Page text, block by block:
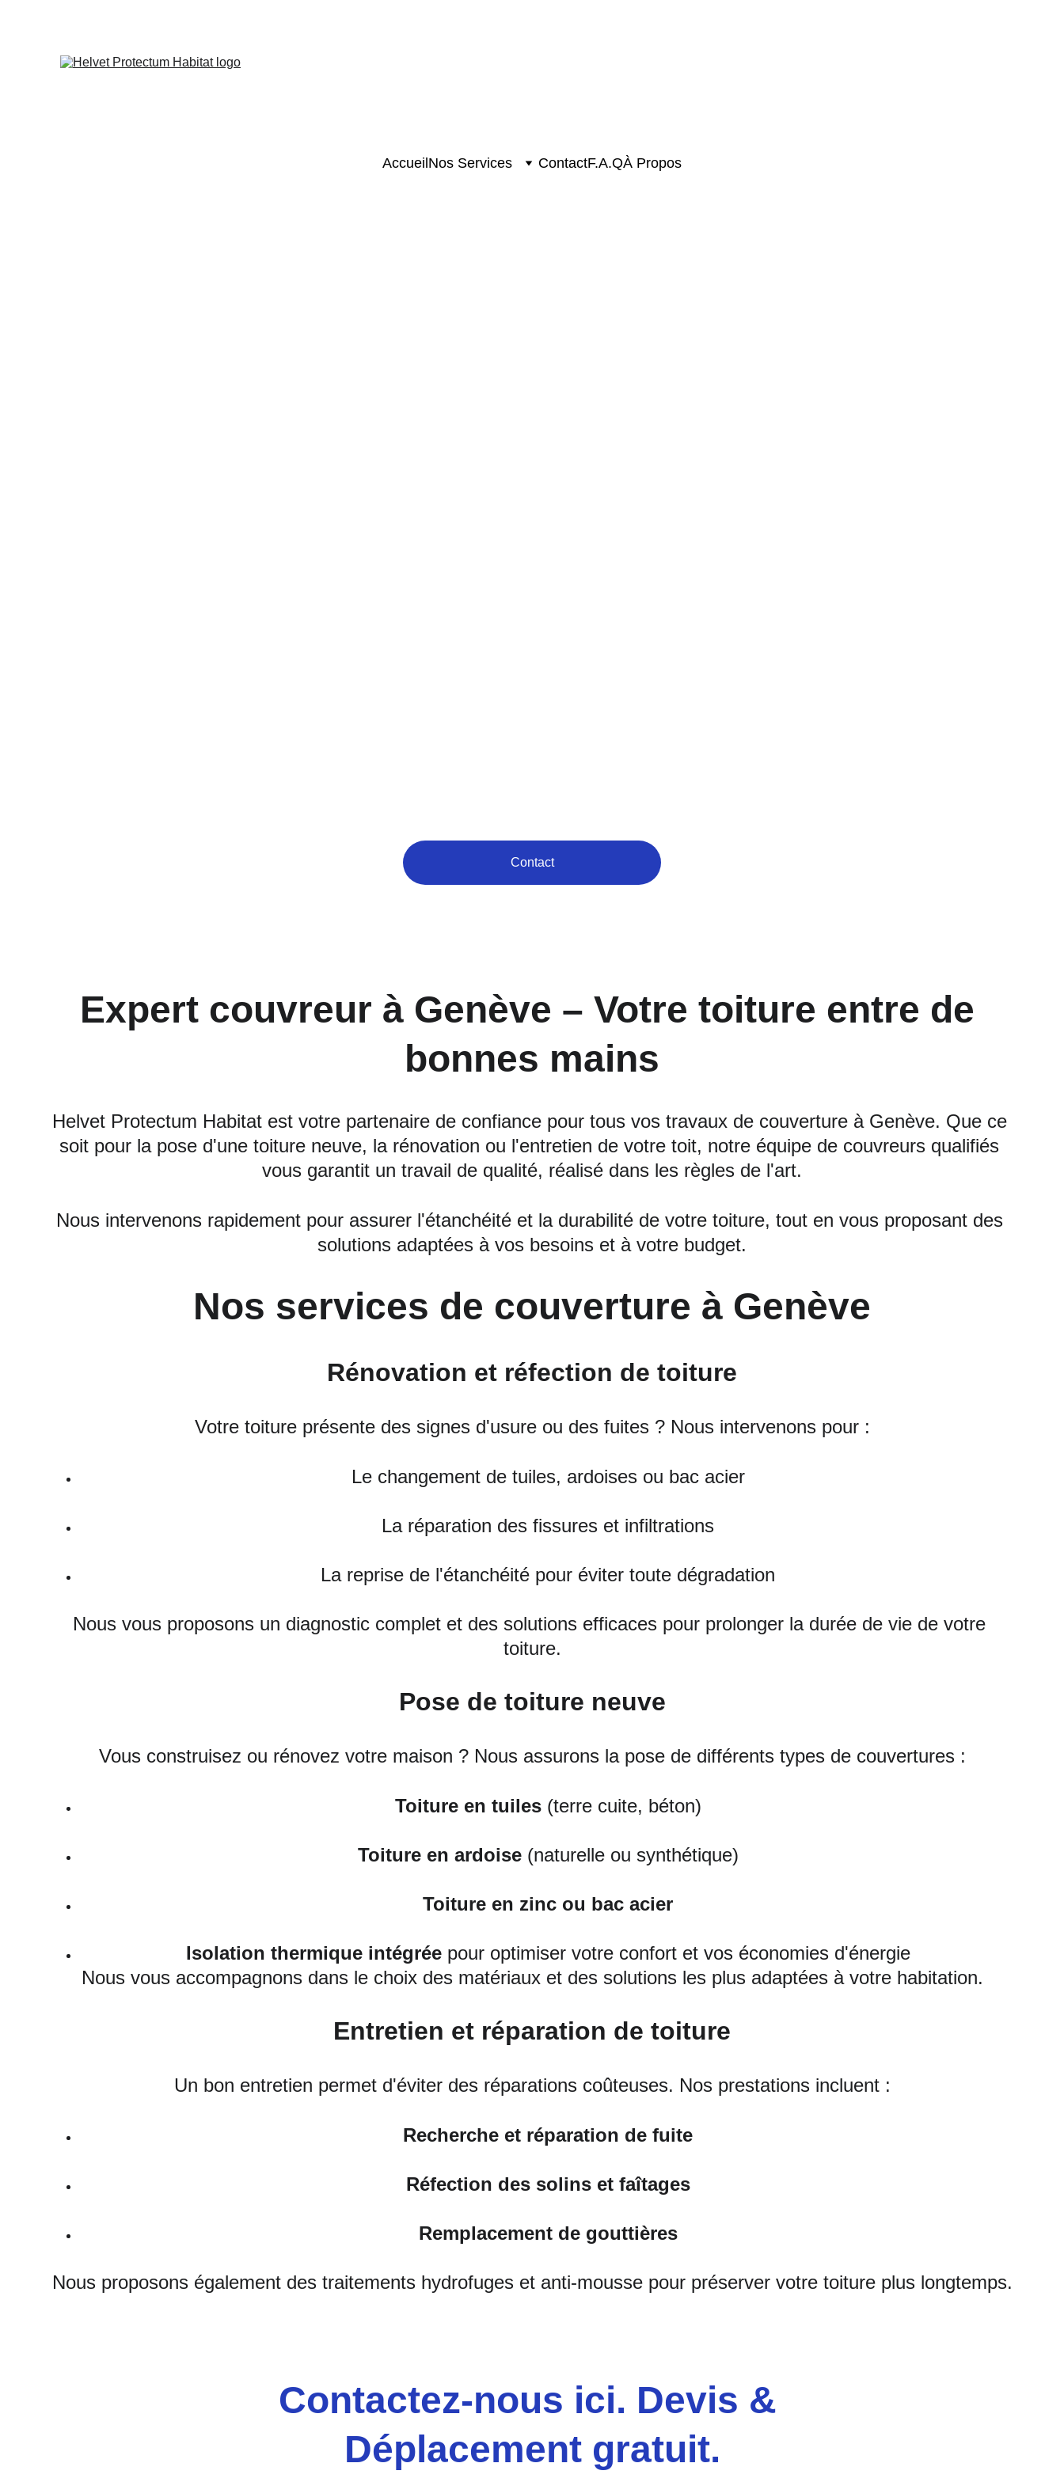
AccueilNos Services ContactF.A.QÀ Propos
Contact
Expert couvreur à Genève – Votre toiture entre de
bonnes mains
Helvet Protectum Habitat est votre partenaire de confiance pour tous vos travaux de couverture à Genève. Que ce
soit pour la pose d'une toiture neuve, la rénovation ou l'entretien de votre toit, notre équipe de couvreurs qualifiés
vous garantit un travail de qualité, réalisé dans les règles de l'art.
Nous intervenons rapidement pour assurer l'étanchéité et la durabilité de votre toiture, tout en vous proposant des
solutions adaptées à vos besoins et à votre budget.
Nos services de couverture à Genève
Rénovation et réfection de toiture
Votre toiture présente des signes d'usure ou des fuites ? Nous intervenons pour :
Le changement de tuiles, ardoises ou bac acier
La réparation des fissures et infiltrations
La reprise de l'étanchéité pour éviter toute dégradation
Nous vous proposons un diagnostic complet et des solutions efficaces pour prolonger la durée de vie de votre
toiture.
Pose de toiture neuve
Vous construisez ou rénovez votre maison ? Nous assurons la pose de différents types de couvertures :
Toiture en tuiles (terre cuite, béton)
Toiture en ardoise (naturelle ou synthétique)
Toiture en zinc ou bac acier
Isolation thermique intégrée pour optimiser votre confort et vos économies d'énergie
Nous vous accompagnons dans le choix des matériaux et des solutions les plus adaptées à votre habitation.
Entretien et réparation de toiture
Un bon entretien permet d'éviter des réparations coûteuses. Nos prestations incluent :
Recherche et réparation de fuite
Réfection des solins et faîtages
Remplacement de gouttières
Nous proposons également des traitements hydrofuges et anti-mousse pour préserver votre toiture plus longtemps.
Contactez-nous ici. Devis &
Déplacement gratuit.